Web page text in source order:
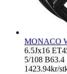
MONACO
6.5Jx16
5/108 B63.4
1423.94kr/